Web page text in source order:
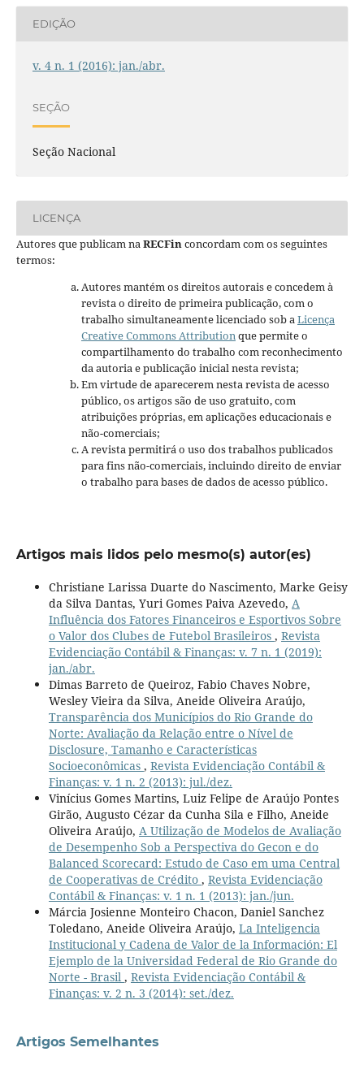
EDIÇÃO
v. 4 n. 1 (2016): jan./abr.
SEÇÃO
Seção Nacional
LICENÇA
Autores que publicam naRECFinconcordam com os seguintes
termos:
Autores mantém os direitos autorais e concedem à
revista o direito de primeira publicação, com o
trabalho simultaneamente licenciado sob aLicença
Creative Commons Attributionque permite o
compartilhamento do trabalho com reconhecimento
da autoria e publicação inicial nesta revista;
Em virtude de aparecerem nesta revista de acesso
público, os artigos são de uso gratuito, com
atribuições próprias, em aplicações educacionais e
não-comerciais;
A revista permitirá o uso dos trabalhos publicados
para fins não-comerciais, incluindo direito de enviar
o trabalho para bases de dados de acesso público.
Artigos mais lidos pelo mesmo(s) autor(es)
Christiane Larissa Duarte do Nascimento, Marke Geisy
da Silva Dantas, Yuri Gomes Paiva Azevedo, A
Influência dos Fatores Financeiros e Esportivos Sobre
o Valor dos Clubes de Futebol Brasileiros , Revista
Evidenciação Contábil & Finanças: v. 7 n. 1 (2019):
jan./abr.
Dimas Barreto de Queiroz, Fabio Chaves Nobre,
Wesley Vieira da Silva, Aneide Oliveira Araújo,
Transparência dos Municípios do Rio Grande do
Norte: Avaliação da Relação entre o Nível de
Disclosure, Tamanho e Características
Socioeconômicas , Revista Evidenciação Contábil &
Finanças: v. 1 n. 2 (2013): jul./dez.
Vinícius Gomes Martins, Luiz Felipe de Araújo Pontes
Girão, Augusto Cézar da Cunha Sila e Filho, Aneide
Oliveira Araújo, A Utilização de Modelos de Avaliação
de Desempenho Sob a Perspectiva do Gecon e do
Balanced Scorecard: Estudo de Caso em uma Central
de Cooperativas de Crédito , Revista Evidenciação
Contábil & Finanças: v. 1 n. 1 (2013): jan./jun.
Márcia Josienne Monteiro Chacon, Daniel Sanchez
Toledano, Aneide Oliveira Araújo, La Inteligencia
Institucional y Cadena de Valor de la Información: El
Ejemplo de la Universidad Federal de Rio Grande do
Norte - Brasil , Revista Evidenciação Contábil &
Finanças: v. 2 n. 3 (2014): set./dez.
Artigos Semelhantes